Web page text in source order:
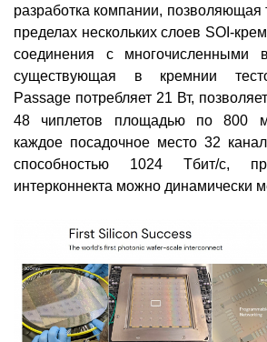
разработка компании, позволяющая
пределах нескольких слоев SOI-
соединения с многочисленными
существующая в кремнии
Passage потребляет 21 Вт,
48 чиплетов площадью по 800
каждое посадочное место 32
способностью 1024 Тбит/с,
интерконнекта можно динамически